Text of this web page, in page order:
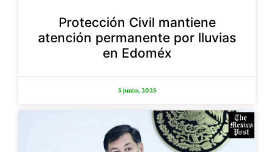
Protección Civil mantiene
atención permanente por lluvias
en Edoméx
5 junio, 2025